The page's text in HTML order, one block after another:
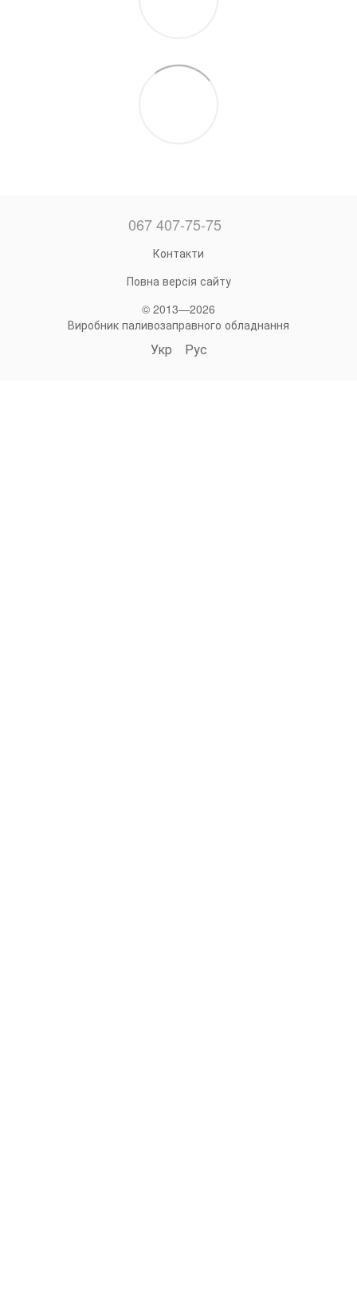
067 407-75-75
Контакти
Повна версія сайту
© 2013—2026
Виробник паливозаправного обладнання
Укр Рус